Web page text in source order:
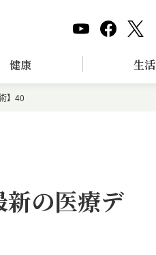
健康 生活
】40
の医療デ